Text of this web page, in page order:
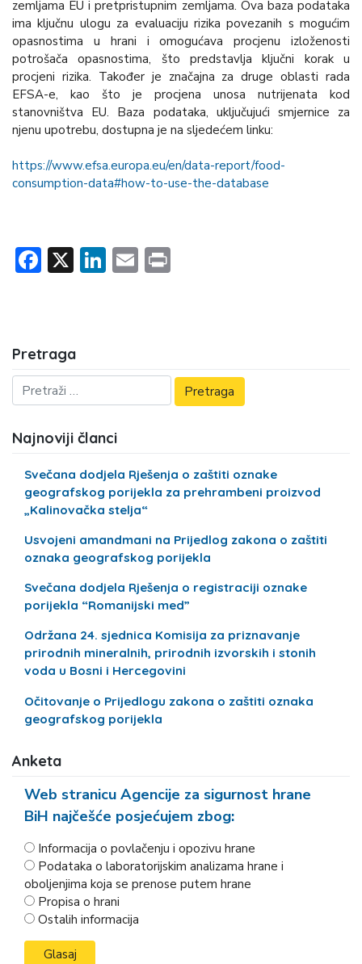
zemljama EU i pretpristupnim zemljama. Ova baza podataka
ima ključnu ulogu za evaluaciju rizika povezanih s mogućim
opasnostima u hrani i omogućava procjenu izloženosti
potrošača opasnostima, što predstavlja ključni korak u
procjeni rizika. Također je značajna za druge oblasti rada
EFSA-e, kao što je procjena unosa nutrijenata kod
stanovništva EU. Baza podataka, uključujući smjernice za
njenu upotrebu, dostupna je na sljedećem linku:
https://www.efsa.europa.eu/en/data-report/food-
consumption-data#how-to-use-the-database
Facebook
X LinkedIn
Email
Pretraga
Najnoviji članci
Svečana dodjela Rješenja o zaštiti oznake
geografskog porijekla za prehrambeni proizvod
„Kalinovačka stelja“
Usvojeni amandmani na Prijedlog zakona o zaštiti
oznaka geografskog porijekla
Svečana dodjela Rješenja o registraciji oznake
porijekla “Romanijski med”
Održana 24. sjednica Komisija za priznavanje
prirodnih mineralnih, prirodnih izvorskih i stonih
voda u Bosni i Hercegovini
Očitovanje o Prijedlogu zakona o zaštiti oznaka
geografskog porijekla
Anketa
Web stranicu Agencije za sigurnost hrane
BiH najčešće posjećujem zbog:
Informacija o povlačenju i opozivu hrane
Podataka o laboratorijskim analizama hrane i
oboljenjima koja se prenose putem hrane
Propisa o hrani
Ostalih informacija